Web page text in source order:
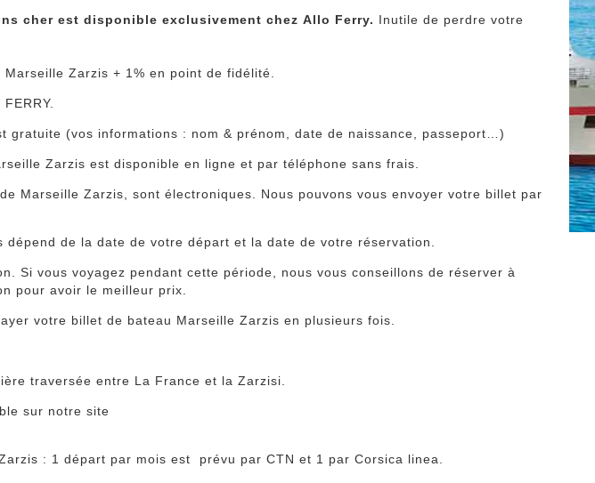
cher est disponible exclusivement chez Allo Ferry. Inutile de perdre votre
Zarzis + 1% en point de fidélité.
gratuite (vos informations : nom & prénom, date de naissance, passeport…)
Zarzis est disponible en ligne et par téléphone sans frais.
Marseille Zarzis, sont électroniques. Nous pouvons vous envoyer votre billet par
de la date de votre départ et la date de votre réservation.
Si vous voyagez pendant cette période, nous vous conseillons de réserver à
pour avoir le meilleur prix.
votre billet de bateau Marseille Zarzis en plusieurs fois.
traversée entre La France et la Zarzisi.
sur notre site
: 1 départ par mois est prévu par CTN et 1 par Corsica linea.